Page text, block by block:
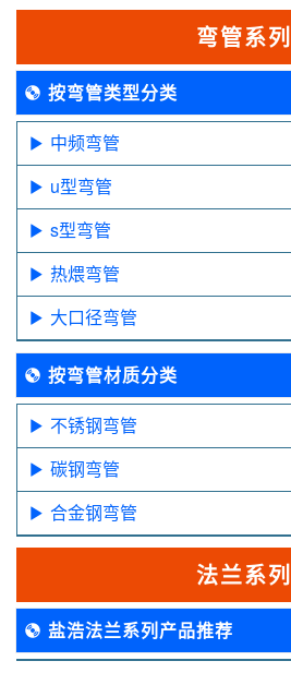
弯管系列
按弯管类型分类
中频弯管
u型弯管
s型弯管
热煨弯管
大口径弯管
按弯管材质分类
不锈钢弯管
碳钢弯管
合金钢弯管
法兰系列
盐浩法兰系列产品推荐